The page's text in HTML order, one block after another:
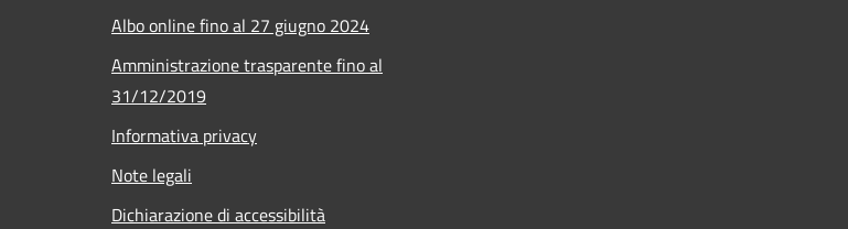
Albo online fino al 27 giugno 2024
Amministrazione trasparente fino al
31/12/2019
Informativa privacy
Note legali
Dichiarazione di accessibilità